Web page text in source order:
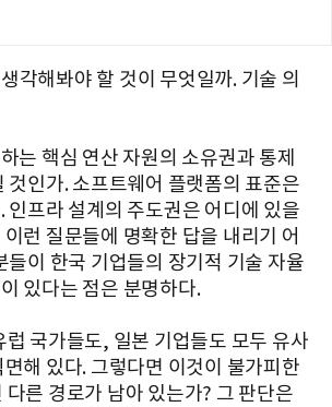
각해봐야 할 것이 무엇일까. 기술 의
는 핵심 연산 자원의 소유권과 통제
것인가. 소프트웨어 플랫폼의 표준은
인프라 설계의 주도권은 어디에 있을
런 질문들에 명확한 답을 내리기 어
들이 한국 기업들의 장기적 기술 자율
있다는 점은 분명하다.
럽 국가들도, 일본 기업들도 모두 유사
해 있다. 그렇다면 이것이 불가피한
른 경로가 남아 있는가? 그 판단은